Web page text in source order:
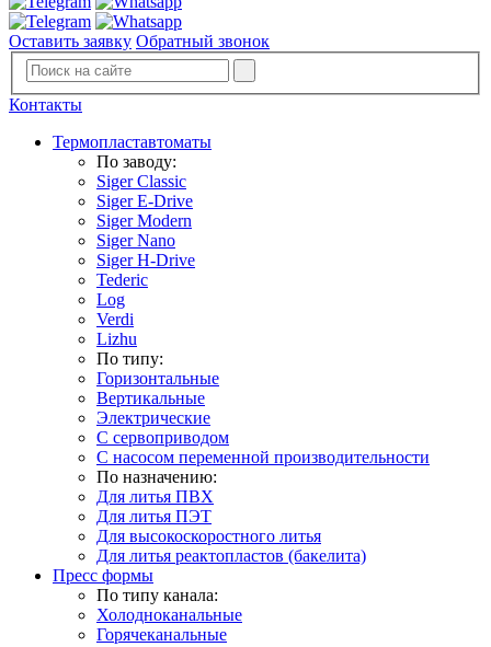
Оставить заявку Обратный звонок
Контакты
Термопластавтоматы
По заводу:
Siger Classic
Siger E-Drive
Siger Modern
Siger Nano
Siger H-Drive
Tederic
Log
Verdi
Lizhu
По типу:
Горизонтальные
Вертикальные
Электрические
С сервоприводом
С насосом переменной производительности
По назначению:
Для литья ПВХ
Для литья ПЭТ
Для высокоскоростного литья
Для литья реактопластов (бакелита)
Пресс формы
По типу канала:
Холодноканальные
Горячеканальные